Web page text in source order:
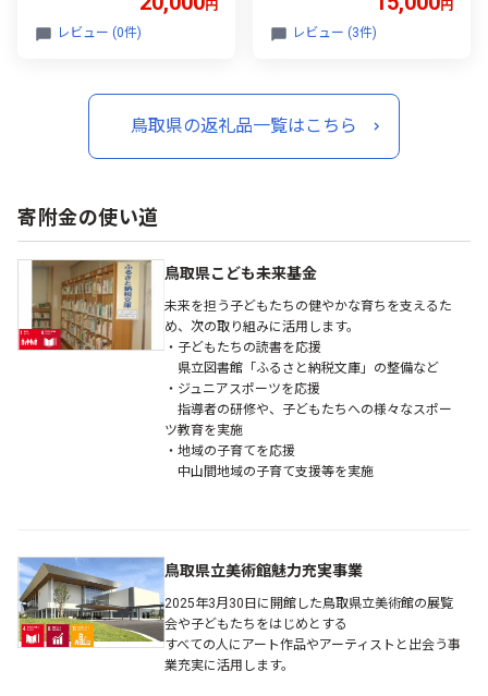
と納税 鳥取 メロン フルー
ツ 果物 数量限定 特産品 お
取り寄せ おすすめ ギフト
円
レビュー (0件)
ルーツ 果物 数量限定 先行
予約
円
レビュー (3件)
鳥取県の返礼品一覧はこちら
寄附金の使い道
鳥取県こども未来基金
未来を担う子どもたちの健やかな育ちを支えるた
め、次の取り組みに活用します。
・子どもたちの読書を応援
県立図書館「ふるさと納税文庫」の整備など
・ジュニアスポーツを応援
指導者の研修や、子どもたちへの様々なスポー
ツ教育を実施
・地域の子育てを応援
中山間地域の子育て支援等を実施
鳥取県立美術館魅力充実事業
2025年3月30日に開館した鳥取県立美術館の展覧
会や子どもたちをはじめとする
すべての人にアート作品やアーティストと出会う事
業充実に活用します。